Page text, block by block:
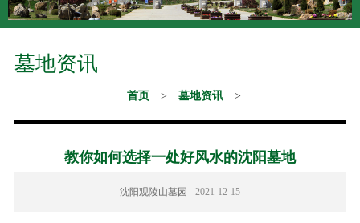
墓地资讯
首页 > 墓地资讯 >
教你如何选择一处好风水的沈阳墓地
沈阳观陵山墓园 2021-12-15